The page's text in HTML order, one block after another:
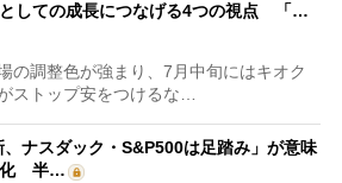
しての成長につなげる4つの視点 「…
の調整色が強まり、7月中旬にはキオク
ストップ安をつけるな…
、ナスダック・S&P500は足踏み」が意味
化 半…